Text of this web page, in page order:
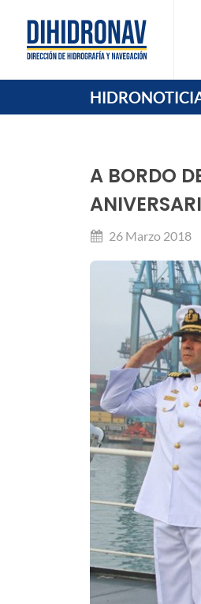
A BORDO
26 Marzo 2018